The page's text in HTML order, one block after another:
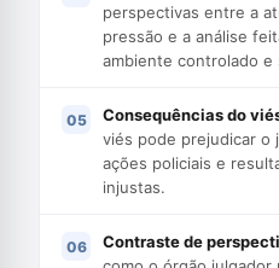
perspectivas entre a
pressão e a análise
ambiente controlado e
Consequências do
viés pode prejudicar o
ações policiais e
injustas.
Contraste de